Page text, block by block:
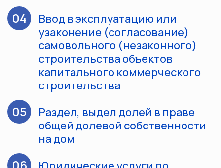
04
Ввод в эксплуатацию или
узаконение (согласование)
самовольного (незаконного)
строительства объектов
капитального коммерческого
строительства
05
Раздел, выдел долей в праве
общей долевой собственности
на дом
06